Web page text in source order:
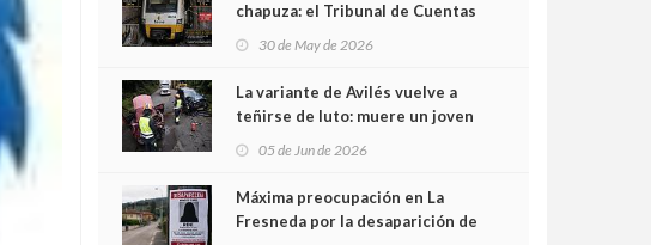
chapuza: el Tribunal de Cuentas
sobrecoste de los trenes que no
cabían por los túneles
30 de May de 2026
La variante de Avilés vuelve a
teñirse de luto: muere un joven
05 de Jun de 2026
Máxima preocupación en La
Fresneda por la desaparición de